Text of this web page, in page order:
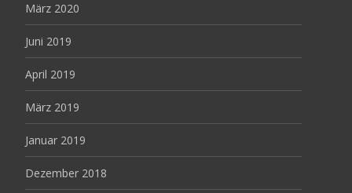
März 2020
Juni 2019
April 2019
März 2019
Januar 2019
Dezember 2018